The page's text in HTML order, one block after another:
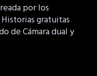
por los
gratuitas
de Cámara dual y